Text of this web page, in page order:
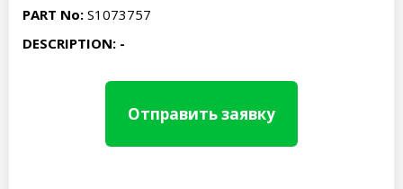
PART No: S1073757
DESCRIPTION: -
Отправить заявку